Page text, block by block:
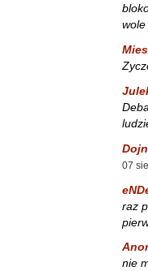
07
raz
nie